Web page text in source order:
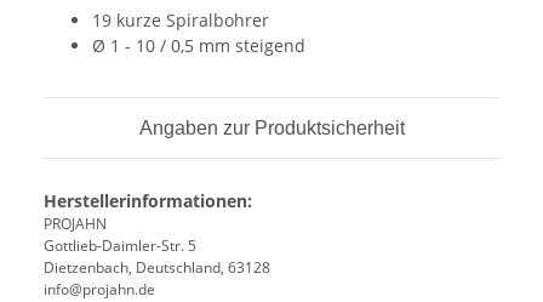
19 kurze Spiralbohrer
Ø 1 - 10 / 0,5 mm steigend
Angaben zur Produktsicherheit
Herstellerinformationen:
PROJAHN
Gottlieb-Daimler-Str. 5
Dietzenbach, Deutschland, 63128
info@projahn.de